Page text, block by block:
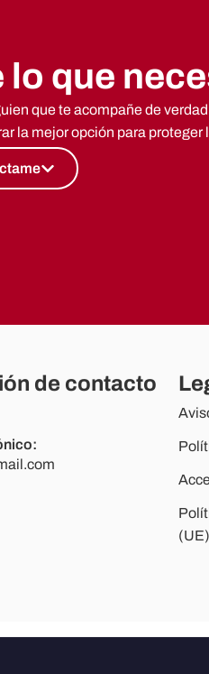
que
que te acompañe de
la mejor opción para proteger
de contacto
(UE)